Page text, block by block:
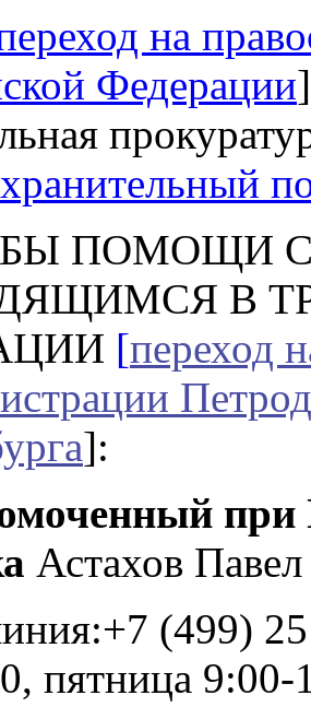
на
Федерации]
ПОМОЩИ
В
[переход
]:
при
Астахов
(499)
пятница